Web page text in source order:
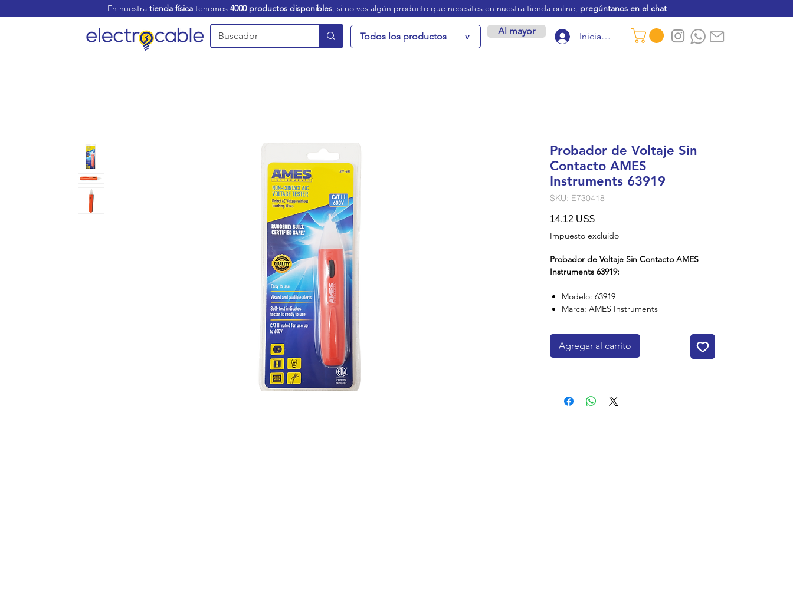
En nuestra tienda física tenemos 4000 productos disponibles, si no ves algún producto que necesites en nuestra tienda online, pregúntanos en el chat
Todos los productos v Al mayor Iniciar sesión
Probador de Voltaje Sin
Contacto AMES
Instruments 63919
SKU: E730418
14,12 US$Precio
Impuesto excluido
Probador de Voltaje Sin Contacto AMES
Instruments 63919:
Modelo: 63919
Marca: AMES Instruments
Agregar al carrito